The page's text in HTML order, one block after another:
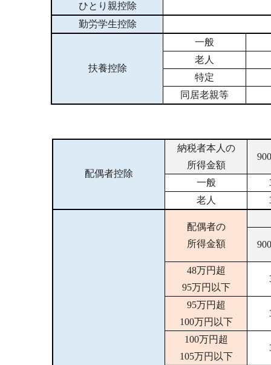
ひとり親控除
勤労学生控除
扶養控除
一般
老人
特定
同居老親等
納税者本人の
所得金額
配偶者控除
一般
老人
配偶者の
所得金額
48万円超
95万円以下
95万円超
100万円以下
100万円超
105万円以下